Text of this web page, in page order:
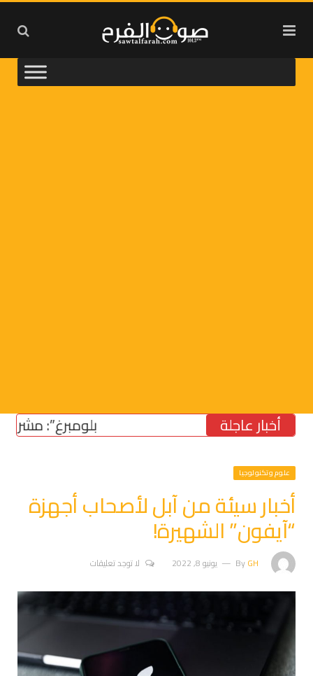
أخبار عاجلة “بلومبرغ”: مشروع
علوم وتكنولوجيا
أخبار سيئة من آبل لأصحاب أجهزة
“آيفون” الشهيرة!
ByGH يونيو 8, 2022 لا توجد تعليقات